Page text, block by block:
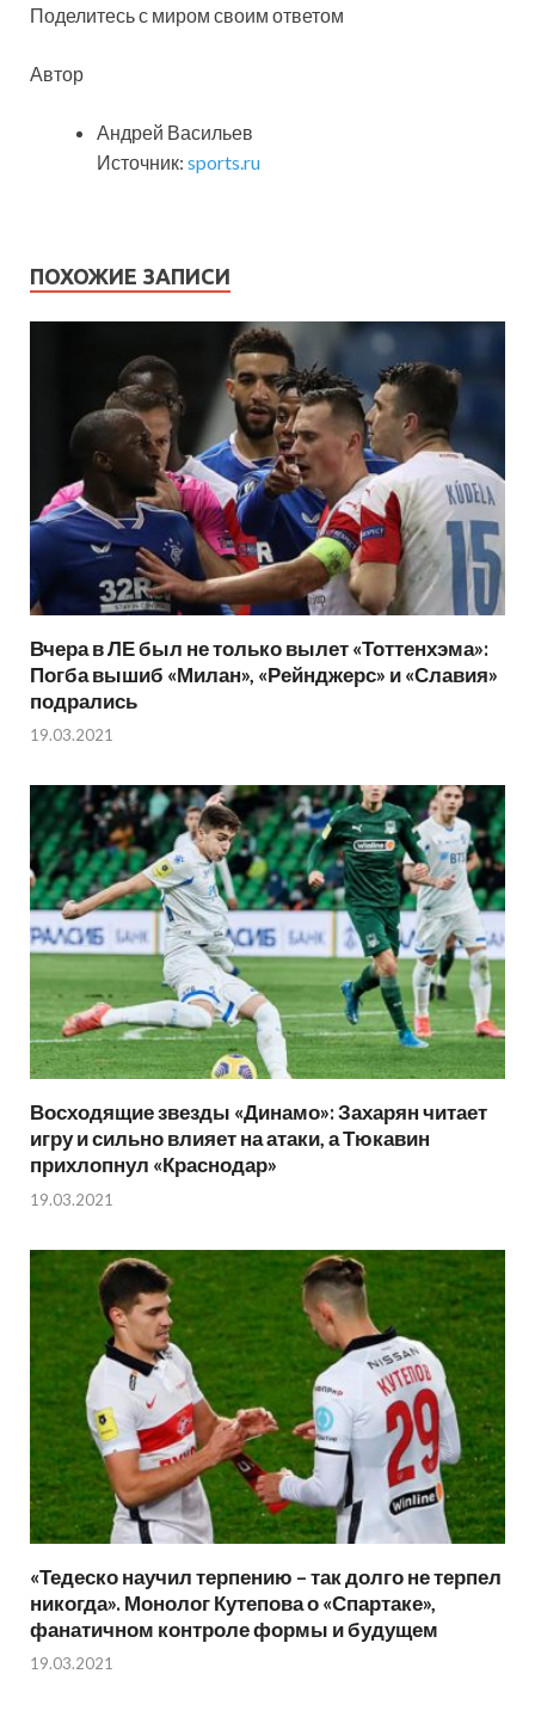
Поделитесь с миром своим ответом
Автор
Андрей Васильев
Источник: sports.ru
ПОХОЖИЕ ЗАПИСИ
Вчера в ЛЕ был не только вылет «Тоттенхэма»:
Погба вышиб «Милан», «Рейнджерс» и «Славия»
подрались
19.03.2021
Восходящие звезды «Динамо»: Захарян читает
игру и сильно влияет на атаки, а Тюкавин
прихлопнул «Краснодар»
19.03.2021
«Тедеско научил терпению – так долго не терпел
никогда». Монолог Кутепова о «Спартаке»,
фанатичном контроле формы и будущем
19.03.2021